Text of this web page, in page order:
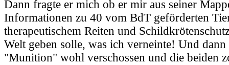
Dann fragte er mich ob er mir aus seiner
Informationen zu 40 vom BdT geförderten
therapeutischem Reiten und
Welt geben solle, was ich verneinte! Und dann
"Munition" wohl verschossen und die beiden